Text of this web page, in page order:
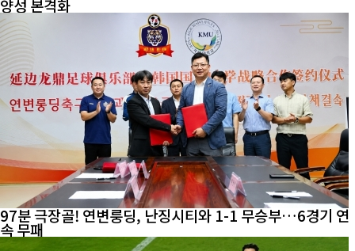
양성 본격화
97분 극장골! 연변룽딩, 난징시티와 1-1 무승부…6경기 연
속 무패